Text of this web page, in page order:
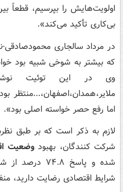
اولویت‌هایش را بپرسیم، قطعاً
بی‌کاری تأکید می‌کند».
در مرداد سالجاری محمودصادقی-
که بیشتر به شوخی شبیه بود
وی در این توئیت نوشته
ملایر،همدان،اصفهان،...منتظر
اما رفع حصر خواسته اصلی بود».
شرکت کنندگان، بهبودوضعیت
شده و پاسخ
شرایط اقتصادی رضایت دارید،